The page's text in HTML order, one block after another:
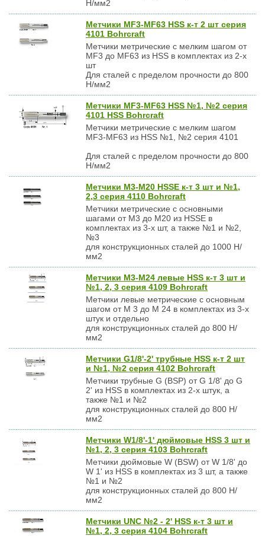
Н/мм2
Метчики MF3-MF63 HSS к-т 2 шт серия
4101 Bohrcraft
Метчики метрические с мелким шагом от
МF3 до МF63 из HSS в комплектах из 2-х
шт
Для сталей с пределом прочности до 800
Н/мм2
Метчики MF3-MF63 HSS №1, №2 серия
4101 HSS Bohrcraft
Метчики метрические с мелким шагом
MF3-MF63 из HSS №1, №2 серия 4101
Для сталей с пределом прочности до 800
Н/мм2
Метчики М3-М20 HSSE к-т 3 шт и №1,
2,3 серия 4110 Bohrcraft
Метчики метрические с основными
шагами от М3 до М20 из HSSE в
комплектах из 3-х шт, а также №1 и №2,
№3
для конструкционных сталей до 1000 Н/
мм2
Метчики М3-М24 левые HSS к-т 3 шт и
№1, 2, 3 серия 4109 Bohrcraft
Метчики левые метрические с основным
шагом от М 3 до М 24 в комплектах из 3-х
штук и отдельно
для конструкционных сталей до 800 Н/
мм2
Метчики G1/8'-2' трубные HSS к-т 2 шт
и №1, №2 серия 4102 Bohrcraft
Метчики трубные G (BSP) от G 1/8' до G
2' из HSS в комплектах из 2-х штук, а
также №1 и №2
для конструкционных сталей до 800 Н/
мм2
Метчики W1/8'-1' дюймовые HSS 3 шт и
№1, 2, 3 серия 4103 Bohrcraft
Метчики дюймовые W (BSW) от W 1/8' до
W 1' из HSS в комплектах из 3 шт, а также
№1 и №2
для конструкционных сталей до 800 Н/
мм2
Метчики UNC №2 - 2' HSS к-т 3 шт и
№1, 2, 3 серия 4104 Bohrcraft